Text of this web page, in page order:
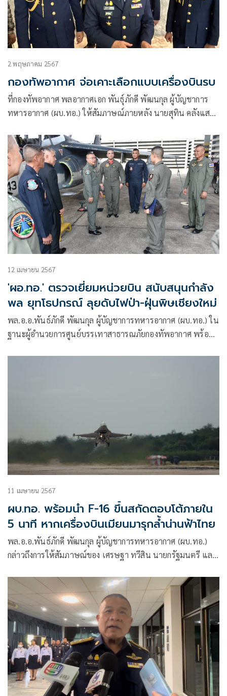
2 พฤษภาคม 2567
กองทัพอากาศ จ่อเคาะเลือกแบบเครื่องบินรบ
ที่กองทัพอากาศ พลอากาศเอก พันธุ์ภักดี พัฒนกุล ผู้บัญชาการ
ทหารอากาศ (ผบ.ทอ.) ให้สัมภาษณ์ภายหลัง นายสุทิน คลังแสง
ปรับคณะรัฐมนตรี ว่
12 เมษายน 2567
'ผอ.ทอ.' ตรวจเยี่ยมหน่วยบิน สนับสนุนกำลัง
พล ยุทโธปกรณ์ ลุยดับไฟป่า-ฝุ่นพิษเชียงใหม่
พล.อ.อ.พันธ์ภักดี พัฒนกุล ผู้บัญชาการทหารอากาศ (ผบ.ทอ.) ใน
ฐานะผู้อำนวยการศูนย์บรรเทาสาธารณภัยกองทัพอากาศ พร้อม
11 เมษายน 2567
ผบ.ทอ. พร้อมนำ F-16 ขึ้นสกัดตอบโต้ภายใน
5 นาที หากเครื่องบินเมียนมารุกล้ำน่านฟ้าไทย
พล.อ.อ.พันธ์ภักดี พัฒนกุล ผู้บัญชาการทหารอากาศ (ผบ.ทอ.)
กล่าวถึงการให้สัมภาษณ์ของ เศรษฐา ทวีสิน นายกรัฐมนตรี และ